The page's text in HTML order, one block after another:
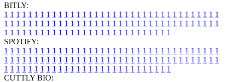
BITLY:
1 1 1 1 1 1 1 1 1 1 1 1 1 1 1 1 1 1 1 1 1 1 1 1 1 1 1 1 1 1 1 1 1 1 1 1
1 1 1 1 1 1 1 1 1 1 1 1 1 1 1 1 1 1 1 1 1 1 1 1 1 1 1 1 1 1 1 1 1 1 1 1
1 1 1 1 1 1 1 1 1 1 1 1 1 1 1 1 1 1 1 1 1 1 1 1 1 1 1 1
SPOTIFY:
1 1 1 1 1 1 1 1 1 1 1 1 1 1 1 1 1 1 1 1 1 1 1 1 1 1 1 1 1 1 1 1 1 1 1 1
1 1 1 1 1 1 1 1 1 1 1 1 1 1 1 1 1 1 1 1 1 1 1 1 1 1 1 1 1 1 1 1 1 1 1 1
1 1 1 1 1 1 1 1 1 1 1 1 1 1 1 1 1 1 1 1 1 1 1 1 1 1 1 1
CUTTLY BIO: